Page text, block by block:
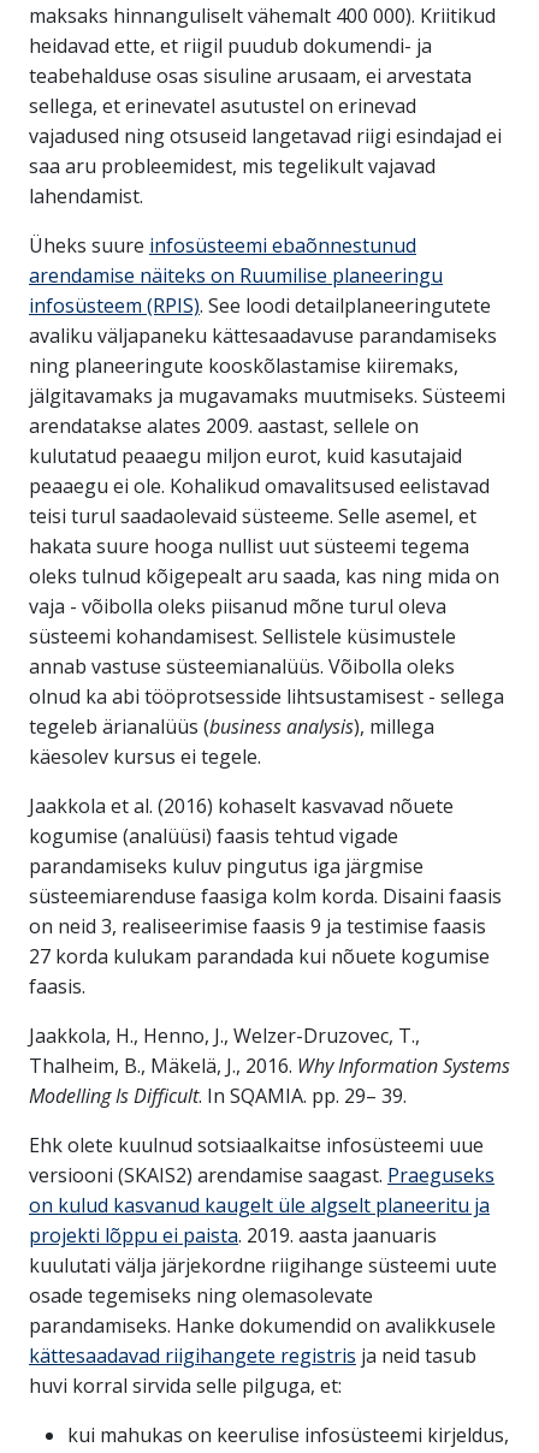
maksaks hinnanguliselt vähemalt 400 000). Kriitikud
heidavad ette, et riigil puudub dokumendi- ja
teabehalduse osas sisuline arusaam, ei arvestata
sellega, et erinevatel asutustel on erinevad
vajadused ning otsuseid langetavad riigi esindajad ei
saa aru probleemidest, mis tegelikult vajavad
lahendamist.
Üheks suure infosüsteemi ebaõnnestunud
arendamise näiteks on Ruumilise planeeringu
infosüsteem (RPIS). See loodi detailplaneeringutete
avaliku väljapaneku kättesaadavuse parandamiseks
ning planeeringute kooskõlastamise kiiremaks,
jälgitavamaks ja mugavamaks muutmiseks. Süsteemi
arendatakse alates 2009. aastast, sellele on
kulutatud peaaegu miljon eurot, kuid kasutajaid
peaaegu ei ole. Kohalikud omavalitsused eelistavad
teisi turul saadaolevaid süsteeme. Selle asemel, et
hakata suure hooga nullist uut süsteemi tegema
oleks tulnud kõigepealt aru saada, kas ning mida on
vaja - võibolla oleks piisanud mõne turul oleva
süsteemi kohandamisest. Sellistele küsimustele
annab vastuse süsteemianalüüs. Võibolla oleks
olnud ka abi tööprotsesside lihtsustamisest - sellega
tegeleb ärianalüüs (business analysis), millega
käesolev kursus ei tegele.
Jaakkola et al. (2016) kohaselt kasvavad nõuete
kogumise (analüüsi) faasis tehtud vigade
parandamiseks kuluv pingutus iga järgmise
süsteemiarenduse faasiga kolm korda. Disaini faasis
on neid 3, realiseerimise faasis 9 ja testimise faasis
27 korda kulukam parandada kui nõuete kogumise
faasis.
Jaakkola, H., Henno, J., Welzer-Druzovec, T.,
Thalheim, B., Mäkelä, J., 2016. Why Information Systems
Modelling Is Difficult. In SQAMIA. pp. 29– 39.
Ehk olete kuulnud sotsiaalkaitse infosüsteemi uue
versiooni (SKAIS2) arendamise saagast. Praeguseks
on kulud kasvanud kaugelt üle algselt planeeritu ja
projekti lõppu ei paista. 2019. aasta jaanuaris
kuulutati välja järjekordne riigihange süsteemi uute
osade tegemiseks ning olemasolevate
parandamiseks. Hanke dokumendid on avalikkusele
kättesaadavad riigihangete registris ja neid tasub
huvi korral sirvida selle pilguga, et:
kui mahukas on keerulise infosüsteemi kirjeldus,